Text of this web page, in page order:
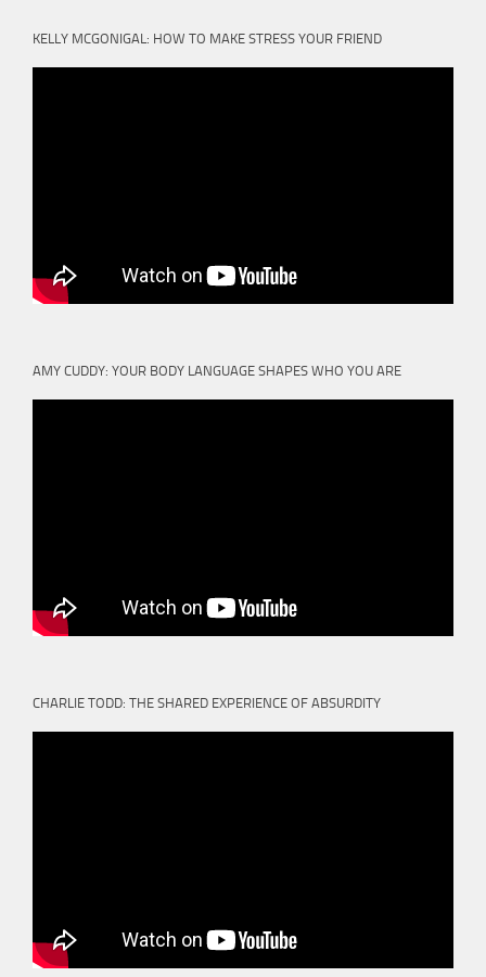
KELLY MCGONIGAL: HOW TO MAKE STRESS YOUR FRIEND
AMY CUDDY: YOUR BODY LANGUAGE SHAPES WHO YOU ARE
CHARLIE TODD: THE SHARED EXPERIENCE OF ABSURDITY